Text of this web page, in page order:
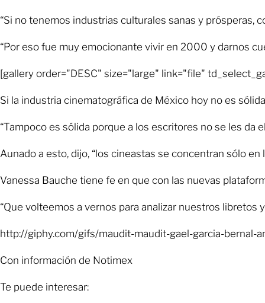
“Si no tenemos industrias culturales sanas y prósperas,
“Por eso fue muy emocionante vivir en 2000 y darnos
[gallery order="DESC" size="large" link="file"
Si la industria cinematográfica de México hoy no es
“Tampoco es sólida porque a los escritores no se les da
Aunado a esto, dijo, “los cineastas se concentran sólo
Vanessa Bauche tiene fe en que con las nuevas
“Que volteemos a vernos para analizar nuestros
http://giphy.com/gifs/maudit-maudit-gael-garcia-bernal-
Con información de Notimex
Te puede interesar: